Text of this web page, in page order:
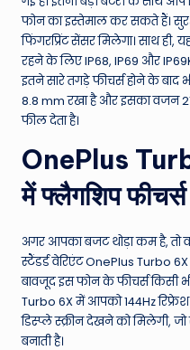
फोन का इस्तेमाल कर सकते हैं।
फिंगरप्रिंट सेंसर मिलेगा। साथ ही,
रहने के लिए IP68, IP69 और
इतने सारे तगड़े फीचर्स होने के
8.8 mm रखा है और इसका वजन
फील देता है।
OnePlus
में फ्लैगशिप
अगर आपका बजट थोड़ा कम है,
स्टैंडर्ड वेरिएंट OnePlus Turbo
बावजूद इस फोन के फीचर्स किसी
Turbo 6X में आपको 144Hz रिफ्रेश
डिस्प्ले स्क्रीन देखने को मिलेगी,
बनाती है।